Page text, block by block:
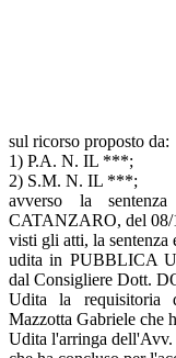
sul ricorso proposto da:
1) P.A. N. IL ***;
2) S.M. N. IL ***;
avverso la
CATANZARO, del 08/
visti gli atti, la sentenza
udita in PUBBLICA
dal Consigliere Dott.
Udita la requisitoria
Mazzotta Gabriele che
Udita l'arringa